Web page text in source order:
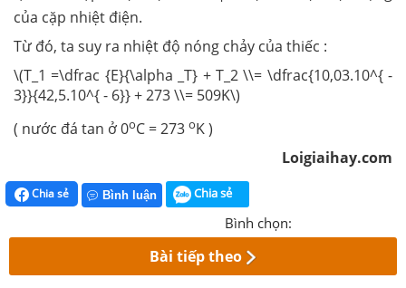
của cặp nhiệt điện.
Từ đó, ta suy ra nhiệt độ nóng chảy của thiếc :
\(T_1 =\dfrac {E}{\alpha _T} + T_2 \\= \dfrac{10,03.10^{ -
3}}{42,5.10^{ - 6}} + 273 \\= 509K\)
( nước đá tan ở0oC = 273 oK )
Loigiaihay.com
Chia sẻ Bình luận Chia sẻ
Bình chọn:
Bài tiếp theo